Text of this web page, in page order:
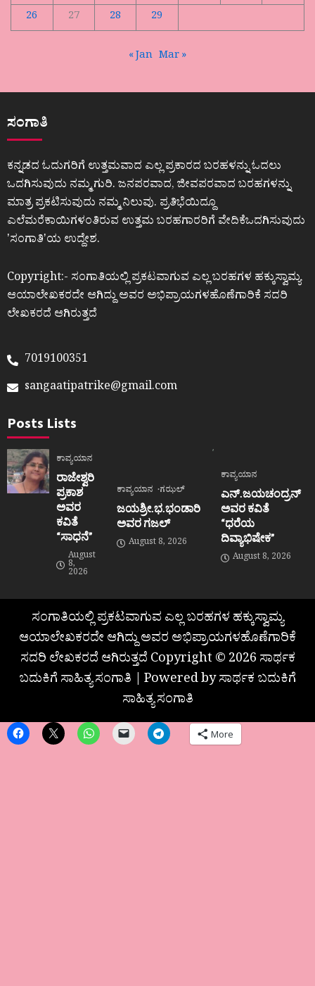
26
27 28 29
« Jan Mar »
ಸಂಗಾತಿ
ಕನ್ನಡದ ಓದುಗರಿಗೆ ಉತ್ತಮವಾದ ಎಲ್ಲ ಪ್ರಕಾರದ ಬರಹಳನ್ನು ಓದಲು
ಒದಗಿಸುವುದು ನಮ್ಮ ಗುರಿ. ಜನಪರವಾದ, ಜೀವಪರವಾದ ಬರಹಗಳನ್ನು
ಮಾತ್ರ ಪ್ರಕಟಿಸುವುದು ನಮ್ಮ ನಿಲುವು. ಪ್ರತಿಭೆಯಿದ್ದೂ
ಎಲೆಮರೆಕಾಯಿಗಳಂತಿರುವ ಉತ್ತಮ ಬರಹಗಾರರಿಗೆ ವೇದಿಕೆಒದಗಿಸುವುದು
ʼಸಂಗಾತಿʼಯ ಉದ್ದೇಶ.
Copyright:- ಸಂಗಾತಿಯಲ್ಲಿ ಪ್ರಕಟವಾಗುವ ಎಲ್ಲ ಬರಹಗಳ ಹಕ್ಕುಸ್ವಾಮ್ಯ
ಆಯಾಲೇಖಕರದೇ ಆಗಿದ್ದು ಅವರ ಅಭಿಪ್ರಾಯಗಳಹೊಣೆಗಾರಿಕೆ ಸದರಿ
ಲೇಖಕರದೆ ಆಗಿರುತ್ತದೆ
7019100351
sangaatipatrike@gmail.com
Posts Lists
ಕಾವ್ಯಯಾನ
ರಾಜೇಶ್ವರಿ
ಪ್ರಕಾಶ
ಅವರ
ಕವಿತೆ
“ಸಾಧನೆ”
August
8,
2026
ಕಾವ್ಯಯಾನ ಗಝಲ್
ಜಯಶ್ರೀ.ಭ.ಭಂಡಾರಿ
ಅವರ ಗಜಲ್
August 8, 2026
ಕಾವ್ಯಯಾನ
ಎನ್.ಜಯಚಂದ್ರನ್
ಅವರ ಕವಿತೆ
“ಧರೆಯ
ದಿವ್ಯಾಭಿಷೇಕ”
August 8, 2026
ಸಂಗಾತಿಯಲ್ಲಿ ಪ್ರಕಟವಾಗುವ ಎಲ್ಲ ಬರಹಗಳ ಹಕ್ಕುಸ್ವಾಮ್ಯ
ಆಯಾಲೇಖಕರದೇ ಆಗಿದ್ದು ಅವರ ಅಭಿಪ್ರಾಯಗಳಹೊಣೆಗಾರಿಕೆ
ಸದರಿ ಲೇಖಕರದೆ ಆಗಿರುತ್ತದೆ Copyright © 2026 ಸಾರ್ಥಕ
ಬದುಕಿಗೆ ಸಾಹಿತ್ಯ ಸಂಗಾತಿ | Powered by ಸಾರ್ಥಕ ಬದುಕಿಗೆ
ಸಾಹಿತ್ಯ ಸಂಗಾತಿ
More